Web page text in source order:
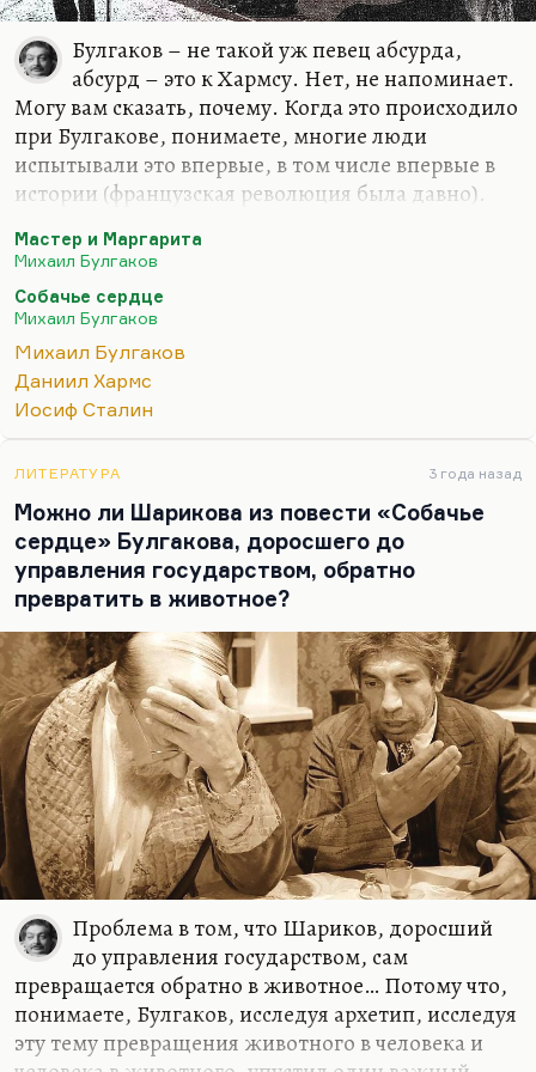
Булгаков – не такой уж певец абсурда,
абсурд – это к Хармсу. Нет, не напоминает.
Могу вам сказать, почему. Когда это происходило
при Булгакове, понимаете, многие люди
испытывали это впервые, в том числе впервые в
истории (французская революция была давно).
говоря, эту поэтику террора, этих серых дней и
ярких, праздничных, оргиастических ночей во
многом и создал сам Булгаков. «Мастер и
Маргарита» – это роман торжествующего
гламура. Кстати говоря, голая вечеринка
Воланда… Многие уже отметили эту параллель, с
танцами в женских платьях, приветы «Гибели
привет.
Но тогда это все имело не скажу…
Мастер и Маргарита
Михаил Булгаков
Собачье сердце
Михаил Булгаков
Михаил Булгаков
Даниил Хармс
Иосиф Сталин
ЛИТЕРАТУРА 3 года назад
Можно ли Шарикова из повести «Собачье
сердце» Булгакова, доросшего до
управления государством, обратно
превратить в животное?
Проблема в том, что Шариков, доросший
до управления государством, сам
превращается обратно в животное… Потому что,
понимаете, Булгаков, исследуя архетип, исследуя
эту тему превращения животного в человека и